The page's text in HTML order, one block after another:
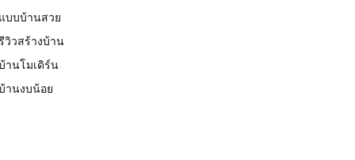
บบบ้านสวย
วิวสร้างบ้าน
านโมเดิร์น
านงบน้อย